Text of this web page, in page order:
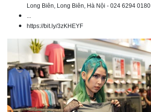
Long Biên, Long Biên, Hà Nội - 024 6294 0180
...
https://bit.ly/3zKHEYF